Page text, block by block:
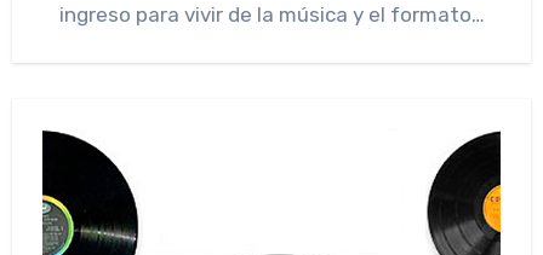
ingreso para vivir de la música y el formato…